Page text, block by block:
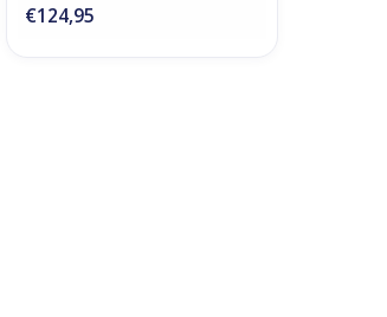
€124,95